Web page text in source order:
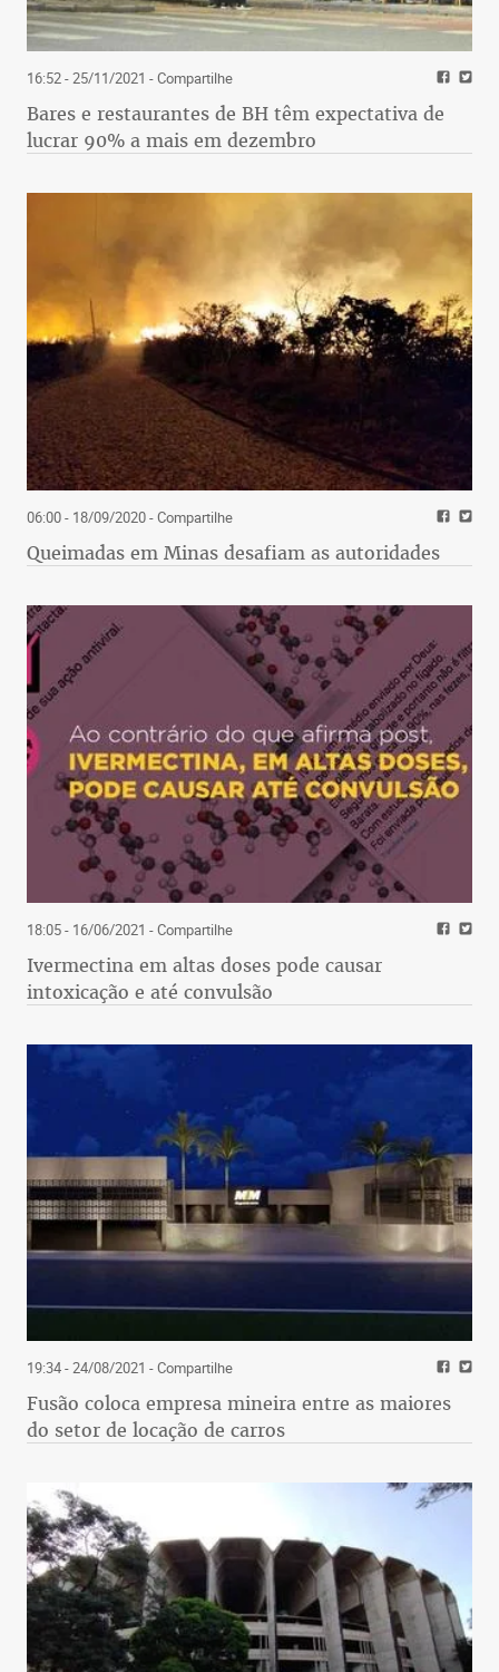
16:52 - 25/11/2021 - Compartilhe
Bares e restaurantes de BH têm expectativa de
lucrar 90% a mais em dezembro
06:00 - 18/09/2020- Compartilhe
Queimadas em Minas desafiam as autoridades
18:05 - 16/06/2021 - Compartilhe
Ivermectina em altas doses pode causar
intoxicação e até convulsão
19:34 - 24/08/2021 - Compartilhe
Fusão coloca empresa mineira entre as maiores
do setor de locação de carros